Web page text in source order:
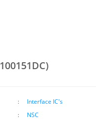
Interface IC's
NSC